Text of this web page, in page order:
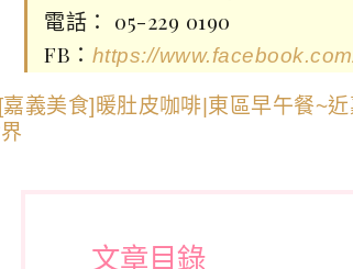
電話： 05-229 0190
FB： https://
文章目錄